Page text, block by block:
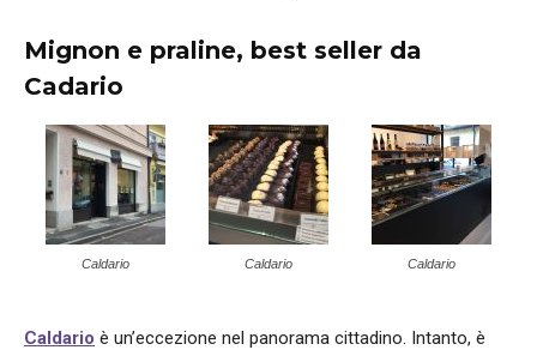
Mignon e praline, best seller da
Cadario
Caldario Caldario Caldario
Caldario è un’eccezione nel panorama cittadino. Intanto, è